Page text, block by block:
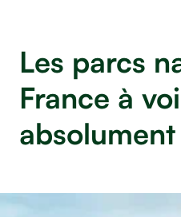
Les parcs
France à
absolument